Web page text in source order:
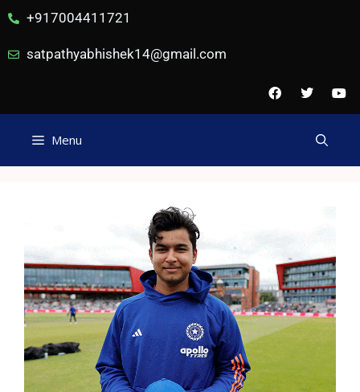
+917004411721
satpathyabhishek14@gmail.com
Menu